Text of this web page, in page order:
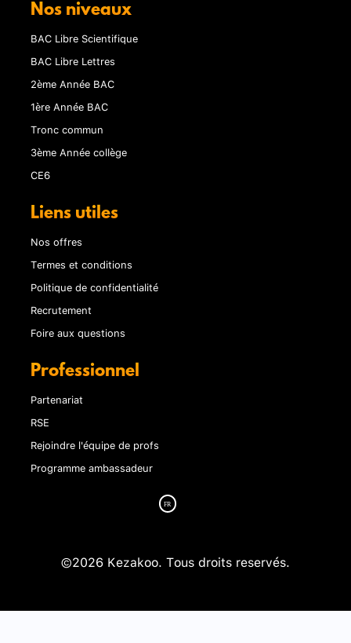
Nos niveaux
BAC Libre Scientifique
BAC Libre Lettres
2ème Année BAC
1ère Année BAC
Tronc commun
3ème Année collège
CE6
Liens utiles
Nos offres
Termes et conditions
Politique de confidentialité
Recrutement
Foire aux questions
Professionnel
Partenariat
RSE
Rejoindre l'équipe de profs
Programme ambassadeur
©2026 Kezakoo. Tous droits reservés.